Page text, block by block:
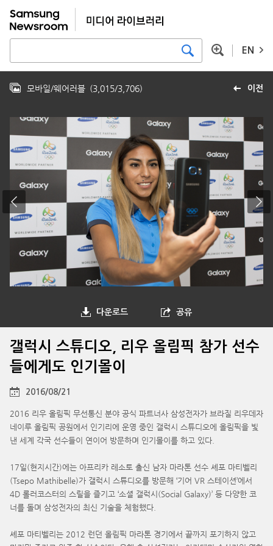
EN
이전
모바일/웨어러블 (3,015/3,706)
다운로드 공유
갤럭시 스튜디오, 리우 올림픽 참가 선수
들에게도 인기몰이
2016/08/21
2016 리우 올림픽 무선통신 분야 공식 파트너사 삼성전자가 브라질 리우데자
네이루 올림픽 공원에서 인기리에 운영 중인 갤럭시 스튜디오에 올림픽을 빛
낸 세계 각국 선수들이 연이어 방문하며 인기몰이를 하고 있다.
17일(현지시간)에는 아프리카 레소토 출신 남자 마라톤 선수 셰포 마티벨리
(Tsepo Mathibelle)가 갤럭시 스튜디오를 방문해 ‘기어 VR 스테이션’에서
4D 롤러코스터의 스릴을 즐기고 ‘소셜 갤럭시(Social Galaxy)’ 등 다양한 코
너를 돌며 삼성전자의 최신 기술을 체험했다.
셰포 마티벨리는 2012 런던 올림픽 마라톤 경기에서 끝까지 포기하지 않고